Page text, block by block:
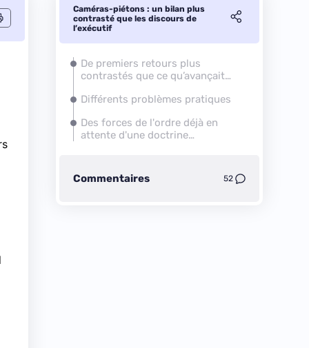
Caméras-piétons : un bilan plus
contrasté que les discours de
l’exécutif
De premiers retours plus
contrastés que ce qu’avançait
Différents problèmes pratiques
Des forces de l'ordre déjà en
attente d'une doctrine
Commentaires 52